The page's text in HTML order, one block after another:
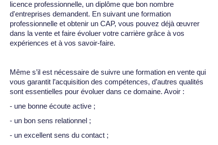
licence professionnelle, un diplôme que bon nombre
d'entreprises demandent. En suivant une formation
professionnelle et obtenir un CAP, vous pouvez déjà œuvrer
dans la vente et faire évoluer votre carrière grâce à vos
expériences et à vos savoir-faire.
Même s’il est nécessaire de suivre une formation en vente qui
vous garantit l’acquisition des compétences, d’autres qualités
sont essentielles pour évoluer dans ce domaine. Avoir :
- une bonne écoute active ;
- un bon sens relationnel ;
- un excellent sens du contact ;